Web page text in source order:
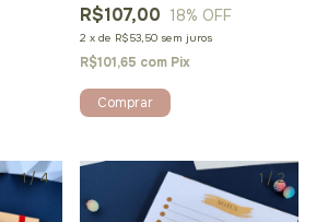
R$107,00 18% OFF
2 x de R$53,50 sem juros
R$101,65 com Pix
1/4 1/2